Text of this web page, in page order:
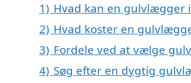
1) Hvad kan en gulvlægger
2) Hvad koster en
3) Fordele ved at vælge
4) Søg efter en dygtig